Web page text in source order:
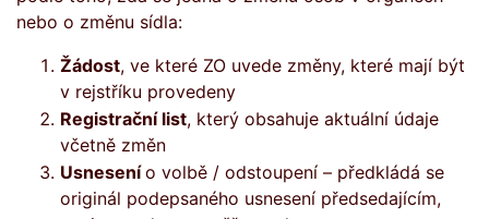
nebo o změnu sídla:
Žádost, ve které ZO uvede změny, které mají být
v rejstříku provedeny
Registrační list, který obsahuje aktuální údaje
včetně změn
Usnesenío volbě / odstoupení – předkládá se
originál podepsaného usnesení předsedajícím,